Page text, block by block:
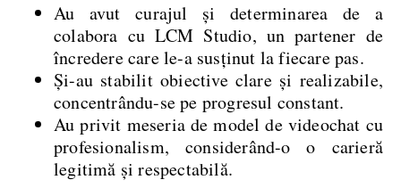
Au avut curajul și determinarea de a
colabora cu LCM Studio, un partener de
încredere care le-a susținut la fiecare pas.
Și-au stabilit obiective clare și realizabile,
concentrându-se pe progresul constant.
Au privit meseria de model de videochat cu
profesionalism, considerând-o o carieră
legitimă și respectabilă.